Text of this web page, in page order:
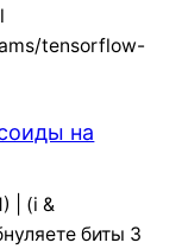
tensorflow-
на
| (i &
биты 3